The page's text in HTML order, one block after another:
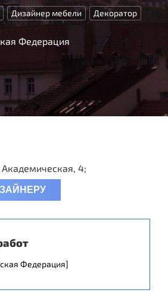
Дизайнер мебели Декоратор
Федерация
Академическая, 4;
Федерация]